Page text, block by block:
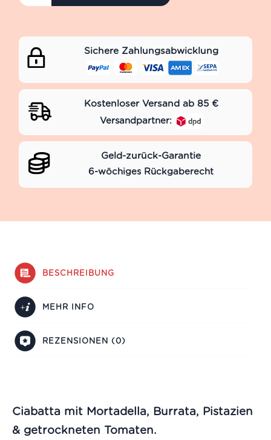
Sichere Zahlungsabwicklung
Kostenloser Versand ab 85 €
Versandpartner:
Geld-zurück-Garantie
6-wöchiges Rückgaberecht
BESCHREIBUNG
MEHR INFO
REZENSIONEN (0)
Ciabatta mit Mortadella, Burrata, Pistazien
& getrockneten Tomaten.